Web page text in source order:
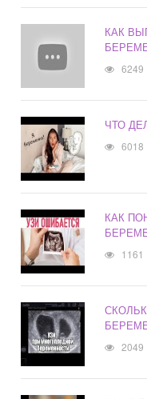
КАК
6249
ЧТО
6018
КАК
1161
2049